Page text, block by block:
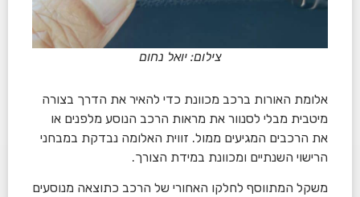
אלומת האורות ברכב מכוונת כדי להאיר את הדרך בצורה
מיטבית מבלי לסנוור את מראות הרכב הנוסע מלפנים או
את הרכבים המגיעים ממול. זווית האלומה נבדקת במבחני
הרישוי השנתיים ומכוונת במידת הצורך.
משקל המתווסף לחלקו האחורי של הרכב כתוצאה מנוסעים
צילום: יואל נחום